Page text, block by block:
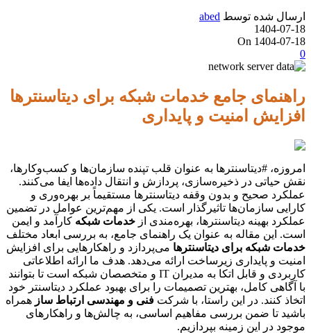
ارسال شده توسط abed
1404-07-18
On 1404-07-18
0
راهنمای جامع خدمات شبکه برای دیتاسنترها
افزایش امنیت و پایداری
امروزه، #دیتاسنترها به عنوان قلب تپنده سازمان‌ها و کسب‌وکارها،
نقش حیاتی در ذخیره‌سازی، پردازش و انتقال داده‌ها ایفا می‌کنند.
عملکرد صحیح و بدون وقفه دیتاسنترها مستقیماً بر بهره‌وری و
کارایی سازمان‌ها تاثیرگذار است. یکی از مهم‌ترین عوامل در تضمین
عملکرد بهینه دیتاسنترها، بهره‌مندی از خدمات شبکه کارآمد و ایمن
است. این مقاله به عنوان یک راهنمای جامع، به بررسی ابعاد مختلف
خدمات شبکه برای دیتاسنترها می‌پردازد و راهکارهایی برای افزایش
امنیت و پایداری زیرساخت ارائه می‌دهد. هدف ما ارائه اطلاعاتی
کاربردی و قابل اتکا به مدیران IT و متخصصان شبکه است تا بتوانند
با آگاهی کامل، بهترین تصمیمات را برای بهبود عملکرد دیتاسنتر خود
اتخاذ کنند. در این راستا، با شرکت فنی و مهندسی ارتباط ساز همراه
باشید تا ضمن بررسی مفاهیم اساسی، به چالش‌ها و راهکارهای
موجود در این زمینه بپردازیم.